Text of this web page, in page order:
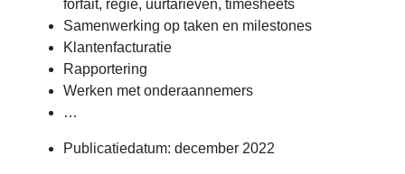
forfait, regie, uurtarieven, timesheets
Samenwerking op taken en milestones
Klantenfacturatie
Rapportering
Werken met onderaannemers
…
Publicatiedatum: december 2022